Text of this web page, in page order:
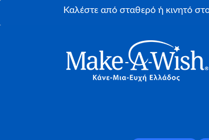
Καλέστε από σταθερό ή κινητό